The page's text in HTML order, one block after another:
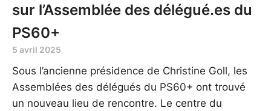
sur l’Assemblée des délégué.es du
PS60+
5 avril 2025
Sous l’ancienne présidence de Christine Goll, les
Assemblées des délégués du PS60+ ont trouvé
un nouveau lieu de rencontre. Le centre du